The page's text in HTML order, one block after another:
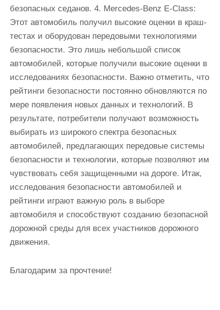
безопасных седанов. 4. Mercedes-Benz E-Class:
Этот автомобиль получил высокие оценки в краш-
тестах и оборудован передовыми технологиями
безопасности. Это лишь небольшой список
автомобилей, которые получили высокие оценки в
исследованиях безопасности. Важно отметить, что
рейтинги безопасности постоянно обновляются по
мере появления новых данных и технологий. В
результате, потребители получают возможность
выбирать из широкого спектра безопасных
автомобилей, предлагающих передовые системы
безопасности и технологии, которые позволяют им
чувствовать себя защищенными на дороге. Итак,
исследования безопасности автомобилей и
рейтинги играют важную роль в выборе
автомобиля и способствуют созданию безопасной
дорожной среды для всех участников дорожного
движения.
Благодарим за прочтение!